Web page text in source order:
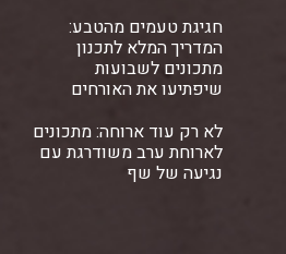
חגיגת טעמים מהטבע:
המדריך המלא לתכנון
מתכונים לשבועות
שיפתיעו את האורחים
לא רק עוד ארוחה: מתכונים
לארוחת ערב משודרגת עם
נגיעה של שף